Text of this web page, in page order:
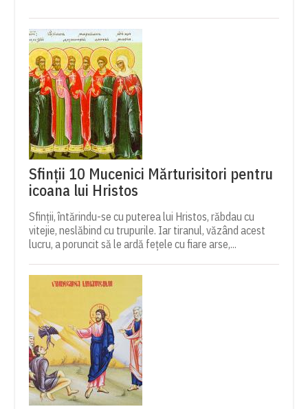
Sfinții 10 Mucenici Mărturisitori pentru
icoana lui Hristos
Sfinții, întărindu-se cu puterea lui Hristos, răbdau cu
vitejie, neslăbind cu trupurile. Iar tiranul, văzând acest
lucru, a poruncit să le ardă fețele cu fiare arse,...